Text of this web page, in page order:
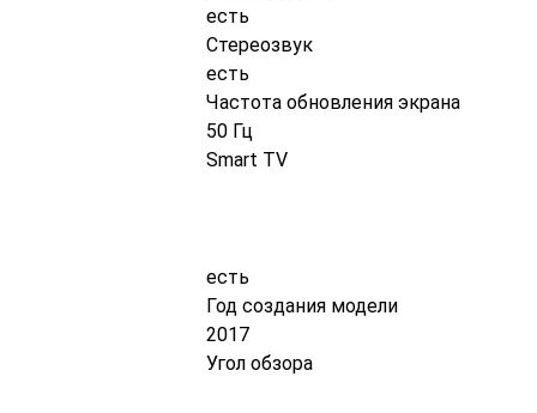
есть
Стереозвук
есть
Частота обновления экрана
50 Гц
Smart TV
есть
Год создания модели
2017
Угол обзора